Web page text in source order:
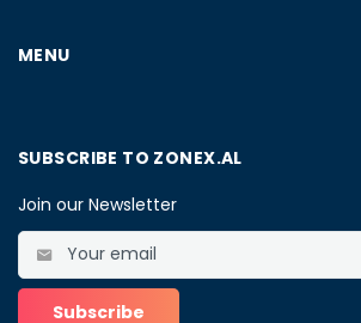
MENU
SUBSCRIBE TO ZONEX.AL
Join our Newsletter